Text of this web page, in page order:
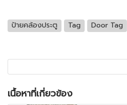
ป้ายคล้องประตู Tag Door Tag
เนื้อหาที่เกี่ยวข้อง